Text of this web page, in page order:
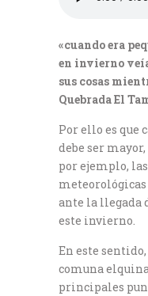
«cuando era
en invierno
sus cosas
Quebrada El
Por ello es que
debe ser
por ejemplo,
ante la llegada
este invierno.
En este
comuna
principales